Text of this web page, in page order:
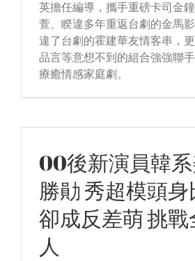
英擔任編導，攜手重磅卡司金
萱、睽違多年重返台劇的金馬
違了台劇的霍建華友情客串，
品言等意想不到的組合強強聯
療癒情感家庭劇。
00後新演員韓
勝勛 秀超模頭身
卻成反差萌 挑
人